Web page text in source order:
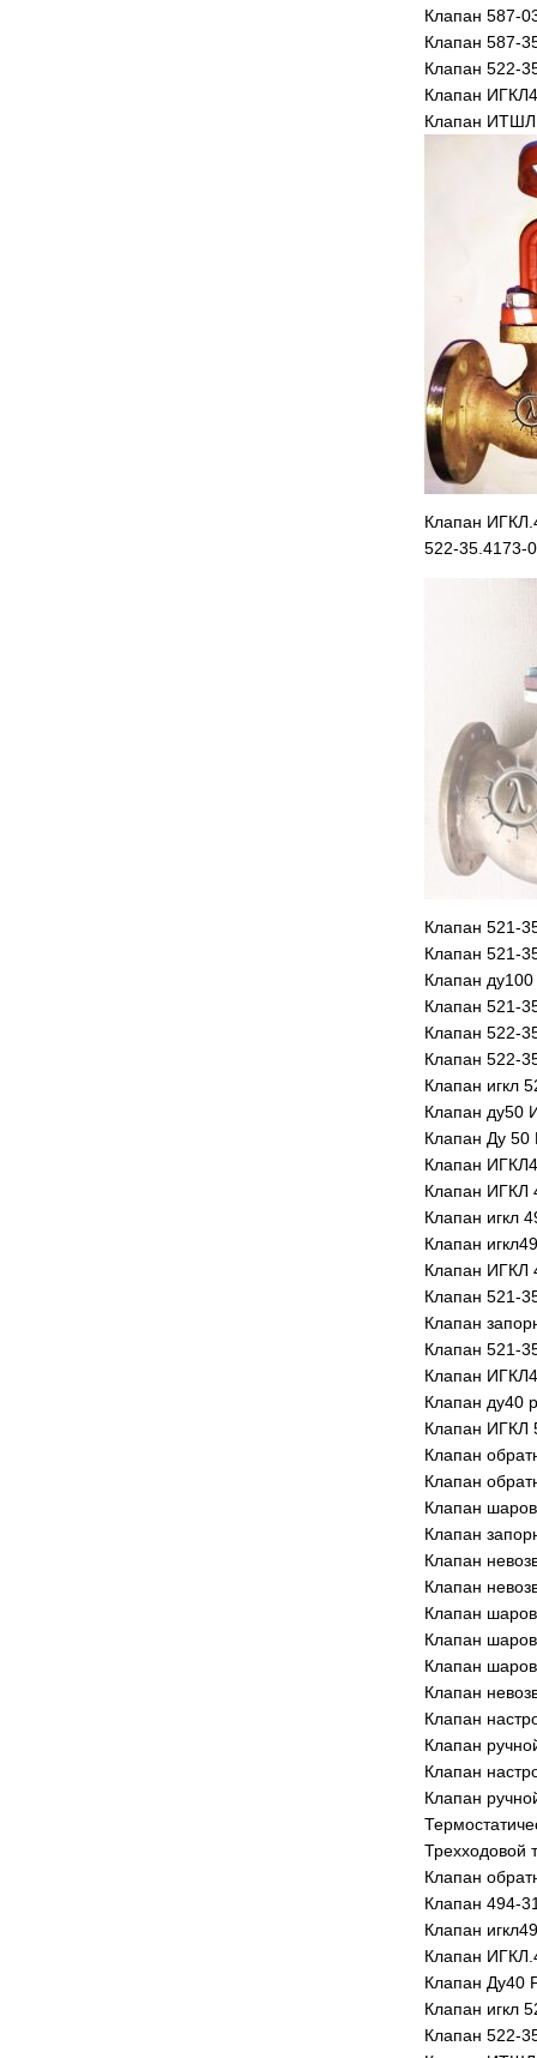
Клапан 587-
Клапан 587-
Клапан 522-
Клапан
Клапан ИТШЛ
Клапан
522-35.4173-
Клапан 521-
Клапан 521-
Клапан
Клапан 521-
Клапан 522-
Клапан 522-
Клапан игкл
Клапан ду50
Клапан Ду 50
Клапан
Клапан ИГКЛ
Клапан игкл
Клапан
Клапан ИГКЛ
Клапан 521-
Клапан
Клапан 521-
Клапан
Клапан ду40
Клапан ИГКЛ
Клапан
Клапан
Клапан
Клапан
Клапан
Клапан
Клапан
Клапан
Клапан
Клапан
Клапан
Клапан
Клапан
Клапан
Трехходовой
Клапан
Клапан 494-
Клапан
Клапан
Клапан Ду40
Клапан игкл
Клапан 522-